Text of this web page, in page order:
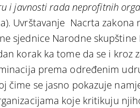
i javnosti rada neprofitnih
Uvrštavanje Nacrta zakona
sjednice Narodne skupštine
korak ka tome da se i kroz
prema određenim
čime se jasno pokazuje
koje kritikuju